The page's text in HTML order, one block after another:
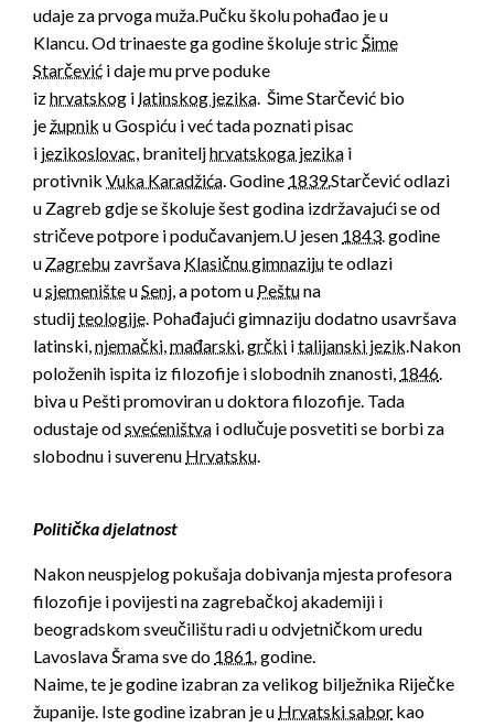
udaje za prvoga muža.Pučku školu pohađao je u
Klancu.Od trinaeste ga godine školuje stric Šime
Starčević i daje mu prve poduke
izhrvatskog i latinskog jezika. Šime Starčević bio
ježupnik u Gospiću i već tada poznati pisac
i jezikoslovac, braniteljhrvatskoga jezika i
protivnik Vuka Karadžića.Godine 1839.Starčević odlazi
u Zagreb gdje se školuje šest godina izdržavajući se od
stričeve potpore i podučavanjem.U jesen 1843. godine
u Zagrebu završava Klasičnu gimnazijute odlazi
usjemeništeuSenj, a potom u Peštuna
studijteologije. Pohađajući gimnaziju dodatno usavršava
latinski,njemački,mađarski,grčki italijanski jezik.Nakon
položenih ispita iz filozofije i slobodnih znanosti, 1846.
biva u Pešti promoviran u doktora filozofije. Tada
odustaje odsvećeništva i odlučuje posvetiti se borbi za
slobodnu i suverenu Hrvatsku.
Politička djelatnost
Nakon neuspjelog pokušaja dobivanja mjesta profesora
filozofije i povijesti na zagrebačkoj akademiji i
beogradskom sveučilištu radi u odvjetničkom uredu
Lavoslava Šrama sve do 1861.godine.
Naime, te je godine izabran za velikog bilježnika Riječke
županije. Iste godine izabran je u Hrvatski sabor kao